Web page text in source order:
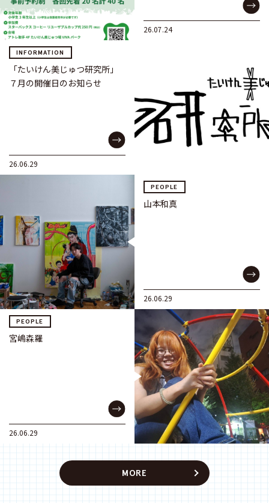
26.07.24
INFORMATION
「たいけん美じゅつ研究所」
７月の開催日のお知らせ
26.06.29
PEOPLE
山本和真
26.06.29
PEOPLE
宮嶋森羅
26.06.29
MORE